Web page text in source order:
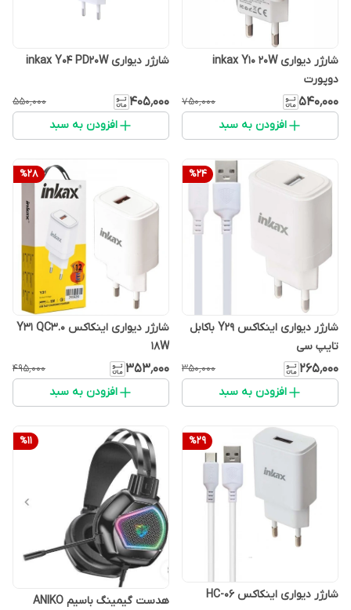
شارژر دیواری inkax Y10 20W
دوپورت
۵۴۰٬۰۰۰ ۷۵۰٬۰۰۰
افزودن به سبد
شارژر دیواری inkax Y04 PD20W
۴۰۵٬۰۰۰ ۵۵۰٬۰۰۰
افزودن به سبد
%24
شارژر دیواری اینکاکس Y29 باکابل
تایپ سی
۲۶۵٬۰۰۰ ۳۵۰٬۰۰۰
افزودن به سبد
%28
شارژر دیواری اینکاکس Y31 QC3.0
18W
۳۵۳٬۰۰۰ ۴۹۵٬۰۰۰
افزودن به سبد
%29
شارژر دیواری اینکاکس HC-06
%11
هدست گیمینگ باسیم ANIKO